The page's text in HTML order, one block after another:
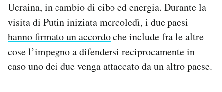
Ucraina, in cambio di cibo ed energia. Durante la
visita di Putin iniziata mercoledì, i due paesi
hanno firmato un accordoche include fra le altre
cose l’impegno a difendersi reciprocamente in
caso uno dei due venga attaccato da un altro paese.